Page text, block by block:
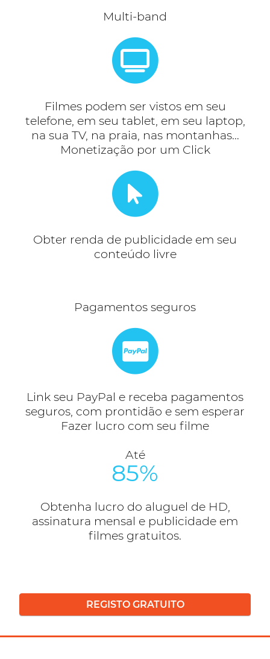
Multi-band
Filmes podem ser vistos em seu
telefone, em seu tablet, em seu laptop,
na sua TV, na praia, nas montanhas…
Monetização por um Click
Obter renda de publicidade em seu
conteúdo livre
Pagamentos seguros
Link seu PayPal e receba pagamentos
seguros, com prontidão e sem esperar
Fazer lucro com seu filme
Até
85%
Obtenha lucro do aluguel de HD,
assinatura mensal e publicidade em
filmes gratuitos.
REGISTO GRATUITO